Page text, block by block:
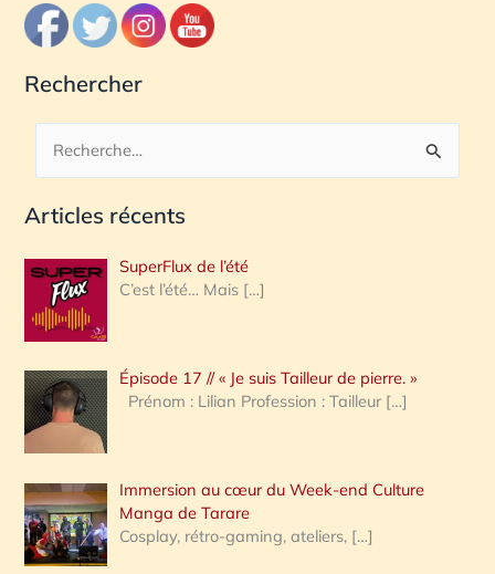
Rechercher
c
e
r
c
h
e
:
Articles récents
SuperFlux de l’été
C’est l’été… Mais […]
Épisode 17 // « Je suis Tailleur de pierre. »
Prénom : Lilian Profession : Tailleur […]
Immersion au cœur du Week-end Culture
Manga de Tarare
Cosplay, rétro-gaming, ateliers, […]